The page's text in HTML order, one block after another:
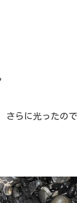
さらに光ったの